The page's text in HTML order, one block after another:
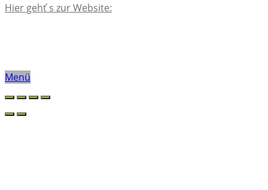
Hier geht ́s zur Website:
Menü